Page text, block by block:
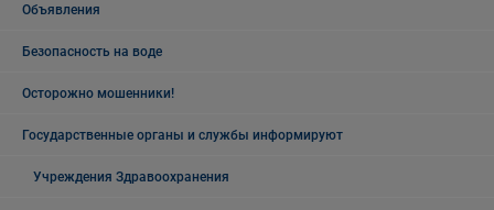
Объявления
Безопасность на воде
Осторожно мошенники!
Государственные органы и службы информируют
Учреждения Здравоохранения